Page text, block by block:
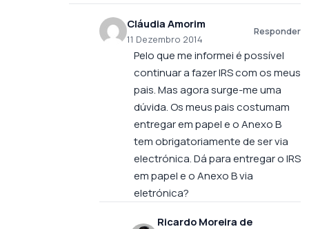
Cláudia Amorim
11 Dezembro 2014
Responder
Pelo que me informei é possível
continuar a fazer IRS com os meus
pais. Mas agora surge-me uma
dúvida. Os meus pais costumam
entregar em papel e o Anexo B
tem obrigatoriamente de ser via
electrónica. Dá para entregar o IRS
em papel e o Anexo B via
eletrónica?
Ricardo Moreira de